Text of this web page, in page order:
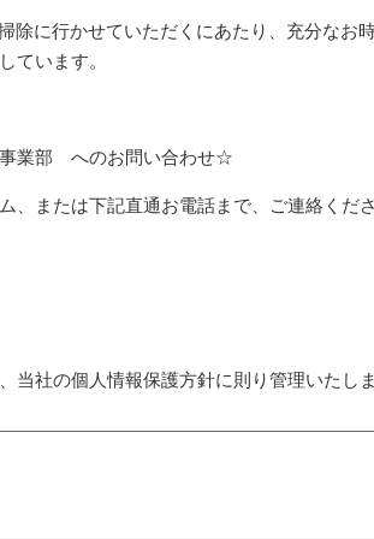
に行かせていただくにあたり、充分なお
ています。
業部 へのお問い合わせ☆
、または下記直通お電話まで、ご連絡くだ
社の個人情報保護方針に則り管理いたしま